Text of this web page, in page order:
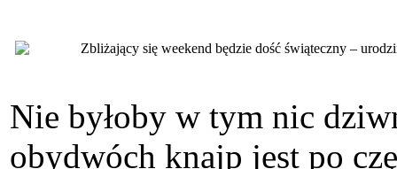
Zbliżający się weekend będzie dość świąteczny –
Nie byłoby w tym nic
obydwóch knajp jest po